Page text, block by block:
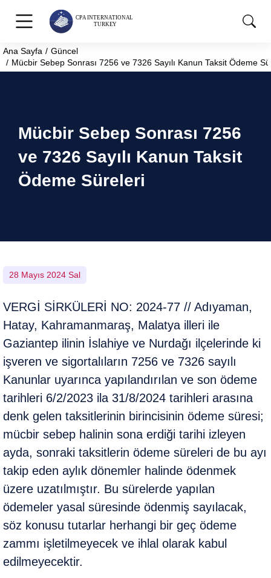
You are here:
Ana Sayfa
Güncel
Mücbir Sebep Sonrası 7256 ve 7326 Sayılı Kanun Taksit Ödeme
Mücbir Sebep Sonrası 7256
ve 7326 Sayılı Kanun Taksit
Ödeme Süreleri
28 Mayıs 2024 Sal
VERGİ SİRKÜLERİ NO: 2024-77 // Adıyaman,
Hatay, Kahramanmaraş, Malatya illeri ile
Gaziantep ilinin İslahiye ve Nurdağı ilçelerinde ki
işveren ve sigortalıların 7256 ve 7326 sayılı
Kanunlar uyarınca yapılandırılan ve son ödeme
tarihleri 6/2/2023 ila 31/8/2024 tarihleri arasına
denk gelen taksitlerinin birincisinin ödeme süresi;
mücbir sebep halinin sona erdiği tarihi izleyen
ayda, sonraki taksitlerin ödeme süreleri de bu ayı
takip eden aylık dönemler halinde ödenmek
üzere uzatılmıştır. Bu sürelerde yapılan
ödemeler yasal süresinde ödenmiş sayılacak,
söz konusu tutarlar herhangi bir geç ödeme
zammı işletilmeyecek ve ihlal olarak kabul
edilmeyecektir.